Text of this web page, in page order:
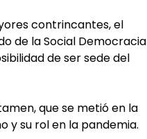
contrincantes, el
de la Social Democracia
de ser sede del
que se metió en la
y su rol en la pandemia.